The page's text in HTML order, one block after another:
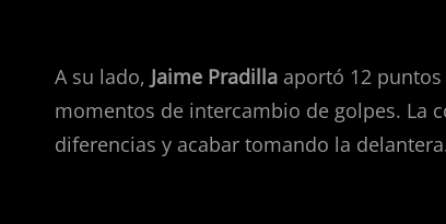
A su lado, Jaime Pradilla aportó 12
momentos de intercambio de golpes. La
diferencias y acabar tomando la